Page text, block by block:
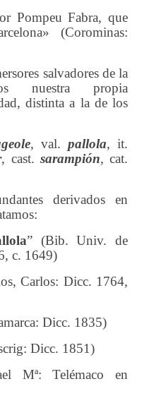
Pompeu Fabra, que
(Corominas:
salvadores de la
nuestra propia
distinta a la de los
, val. pallola, it.
, cast. sarampión, cat.
derivados en
” (Bib. Univ. de
c. 1649)
Carlos: Dicc. 1764,
Dicc. 1835)
Dicc. 1851)
Mª: Telémaco en